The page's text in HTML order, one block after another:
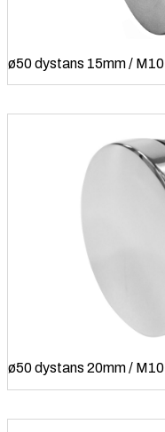
ø50 dystans 15mm / M10
ø50 dystans 20mm / M10